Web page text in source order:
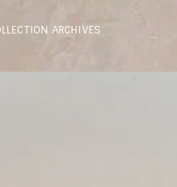
ARCHIVES